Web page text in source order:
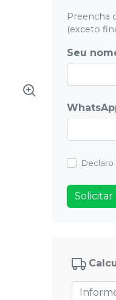
Preencha
(exceto
Seu
Declaro